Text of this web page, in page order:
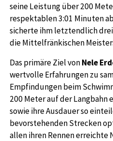
seine Leistung über 200
respektablen 3:01 Minuten
sicherte ihm letztendlich
die Mittelfränkischen
Das primäre Ziel vonNele
wertvolle Erfahrungen zu
Empfindungen beim
200 Meter auf der Langbahn
sowie ihre Ausdauer so
bevorstehenden Strecken
allen ihren Rennen erreichte